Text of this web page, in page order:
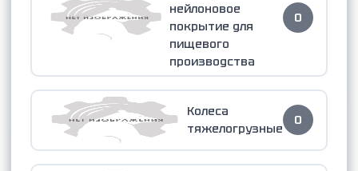
нейлоновое
покрытие для
пищевого
производства
0
Колеса
тяжелогрузные
0